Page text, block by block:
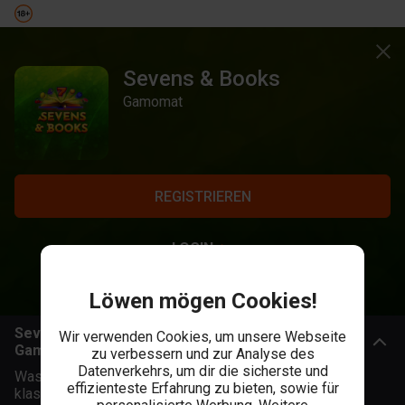
Sevens & Books
Gamomat
REGISTRIEREN
LOGIN
Sevens & Books: Der fruchtige Buch-Slot von
Gamomat
Was passiert, wenn man den zeitlosen Charme eines
klassischen Fruchtautomaten mit der mystischen Kraft
Löwen mögen Cookies!
Wir verwenden Cookies, um unsere Webseite
zu verbessern und zur Analyse des
Datenverkehrs, um dir die sicherste und
effizienteste Erfahrung zu bieten, sowie für